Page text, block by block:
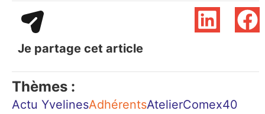
Je partage cet article
Thèmes :
Actu YvelinesAdhérentsAtelierComex40